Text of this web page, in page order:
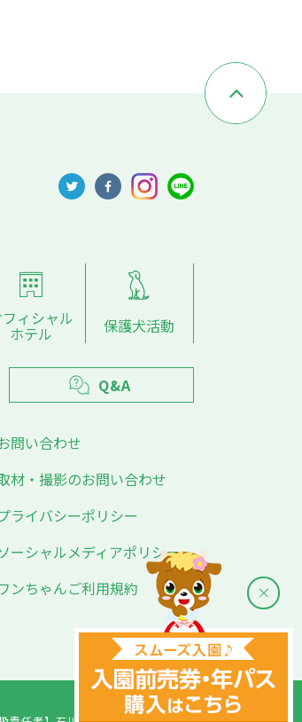
ィシャル
ホテル 保護犬活動
Q&A
問い合わせ
材・撮影のお問い合わせ
ライバシーポリシー
ーシャルメディアポリシー
ンちゃんご利用規約